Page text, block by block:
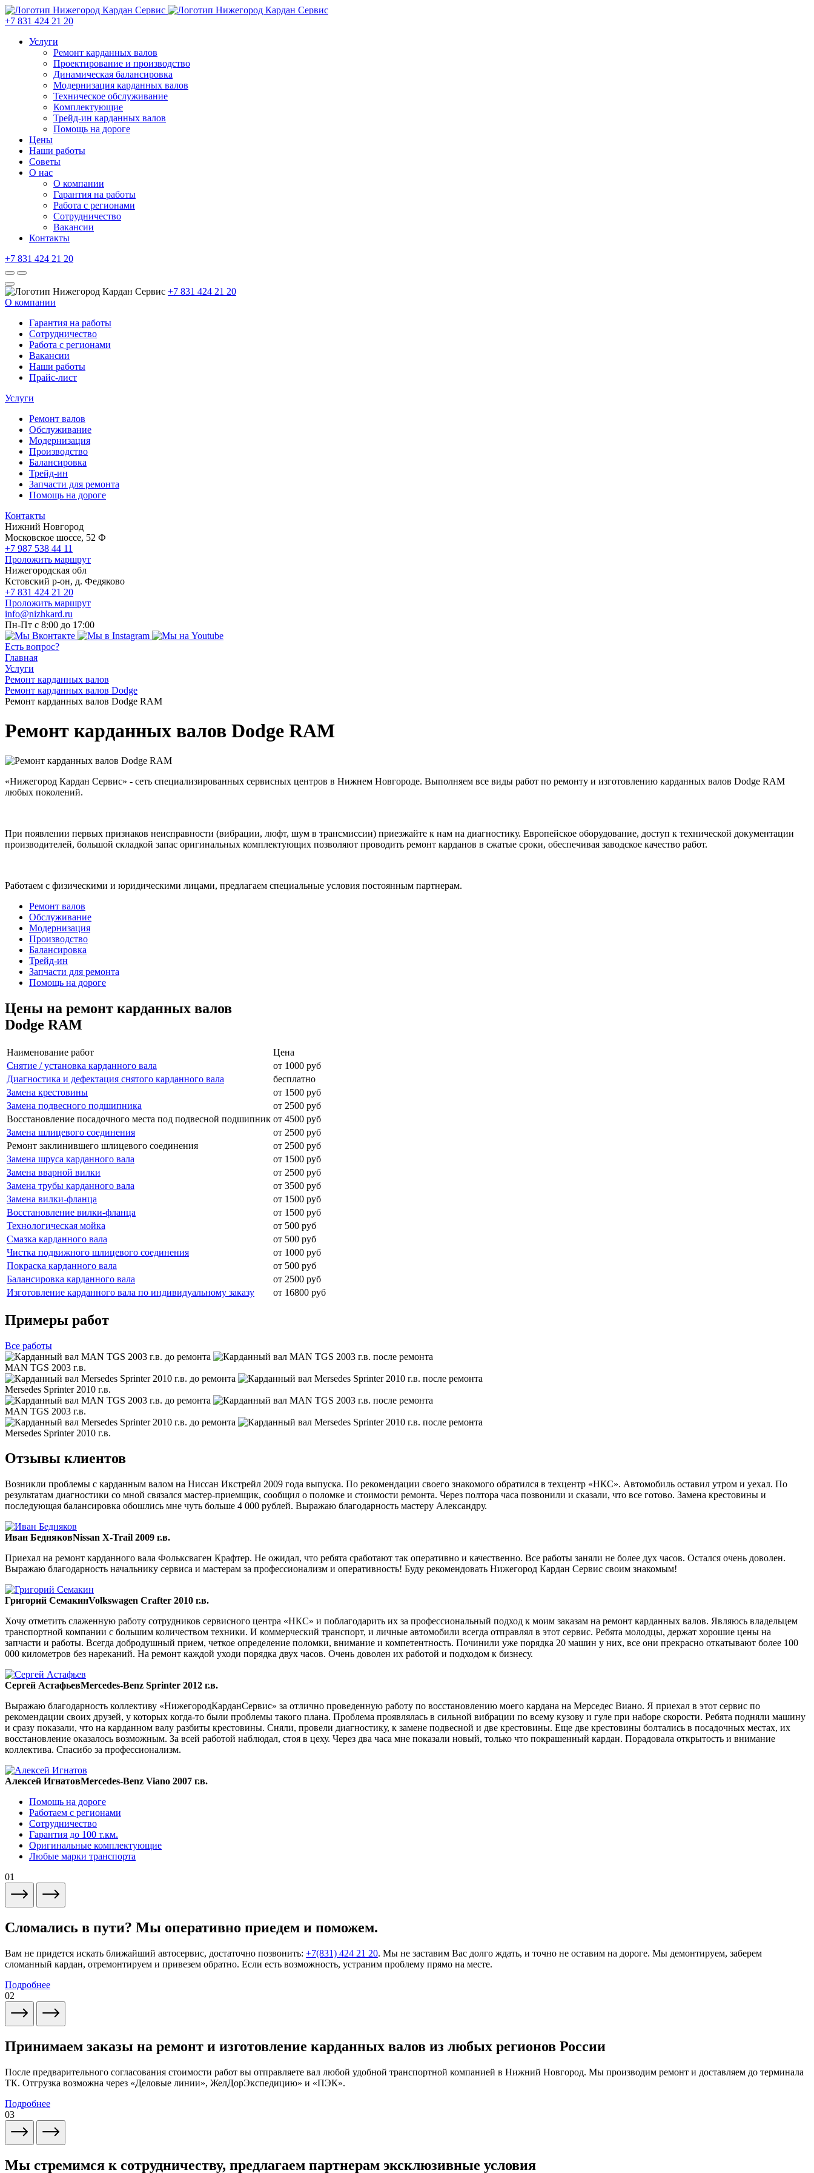
+7 831 424 21 20
Услуги
Ремонт карданных валов
Проектирование и производство
Динамическая балансировка
Модернизация карданных валов
Техническое обслуживание
Комплектующие
Трейд-ин карданных валов
Помощь на дороге
Цены
Наши работы
Советы
О нас
О компании
Гарантия на работы
Работа с регионами
Сотрудничество
Вакансии
Контакты
+7 831 424 21 20
+7 831 424 21 20
О компании
Гарантия на работы
Сотрудничество
Работа с регионами
Вакансии
Наши работы
Прайс-лист
Услуги
Ремонт валов
Обслуживание
Модернизация
Производство
Балансировка
Трейд-ин
Запчасти для ремонта
Помощь на дороге
Контакты
Нижний Новгород
Московское шоссе, 52 Ф
+7 987 538 44 11
Проложить маршрут
Нижегородская обл
Кстовский р-он, д. Федяково
+7 831 424 21 20
Проложить маршрут
info@nizhkard.ru
Пн-Пт с 8:00 до 17:00
Есть вопрос?
Главная
Услуги
Ремонт карданных валов
Ремонт карданных валов Dodge
Ремонт карданных валов Dodge RAM
Ремонт карданных валов Dodge RAM
«Нижегород Кардан Сервис» - сеть специализированных сервисных центров в Нижнем Новгороде. Выполняем все виды работ по ремонту и изготовлению карданных валов Dodge RAM
любых поколений.
При появлении первых признаков неисправности (вибрации, люфт, шум в трансмиссии) приезжайте к нам на диагностику. Европейское оборудование, доступ к технической документации
производителей, большой складкой запас оригинальных комплектующих позволяют проводить ремонт карданов в сжатые сроки, обеспечивая заводское качество работ.
Работаем с физическими и юридическими лицами, предлагаем специальные условия постоянным партнерам.
Ремонт валов
Обслуживание
Модернизация
Производство
Балансировка
Трейд-ин
Запчасти для ремонта
Помощь на дороге
Цены на ремонт карданных валов
Dodge RAM
Наименование работ
Цена
Снятие / установка карданного вала
от 1000 руб
Диагностика и дефектация снятого карданного вала
бесплатно
Замена крестовины
от 1500 руб
Замена подвесного подшипника
от 2500 руб
Восстановление посадочного места под подвесной подшипник от 4500 руб
Замена шлицевого соединения
от 2500 руб
Ремонт заклинившего шлицевого соединения
от 2500 руб
Замена шруса карданного вала
от 1500 руб
Замена вварной вилки
от 2500 руб
Замена трубы карданного вала
от 3500 руб
Замена вилки-фланца
от 1500 руб
Восстановление вилки-фланца
от 1500 руб
Технологическая мойка
от 500 руб
Смазка карданного вала
от 500 руб
Чистка подвижного шлицевого соединения
от 1000 руб
Покраска карданного вала
от 500 руб
Балансировка карданного вала
от 2500 руб
Изготовление карданного вала по индивидуальному заказу
от 16800 руб
Примеры работ
Все работы
MAN TGS 2003 г.в.
Mersedes Sprinter 2010 г.в.
MAN TGS 2003 г.в.
Mersedes Sprinter 2010 г.в.
Отзывы клиентов
Возникли проблемы с карданным валом на Ниссан Икстрейл 2009 года выпуска. По рекомендации своего знакомого обратился в техцентр «НКС». Автомобиль оставил утром и уехал. По
результатам диагностики со мной связался мастер-приемщик, сообщил о поломке и стоимости ремонта. Через полтора часа позвонили и сказали, что все готово. Замена крестовины и
последующая балансировка обошлись мне чуть больше 4 000 рублей. Выражаю благодарность мастеру Александру.
Иван БедняковNissan X-Trail 2009 г.в.
Приехал на ремонт карданного вала Фольксваген Крафтер. Не ожидал, что ребята сработают так оперативно и качественно. Все работы заняли не более дух часов. Остался очень доволен.
Выражаю благодарность начальнику сервиса и мастерам за профессионализм и оперативность! Буду рекомендовать Нижегород Кардан Сервис своим знакомым!
Григорий СемакинVolkswagen Crafter 2010 г.в.
Хочу отметить слаженную работу сотрудников сервисного центра «НКС» и поблагодарить их за профессиональный подход к моим заказам на ремонт карданных валов. Являюсь владельцем
транспортной компании с большим количеством техники. И коммерческий транспорт, и личные автомобили всегда отправлял в этот сервис. Ребята молодцы, держат хорошие цены на
запчасти и работы. Всегда добродушный прием, четкое определение поломки, внимание и компетентность. Починили уже порядка 20 машин у них, все они прекрасно откатывают более 100
000 километров без нареканий. На ремонт каждой уходи порядка двух часов. Очень доволен их работой и подходом к бизнесу.
Сергей АстафьевMercedes-Benz Sprinter 2012 г.в.
Выражаю благодарность коллективу «НижегородКарданСервис» за отлично проведенную работу по восстановлению моего кардана на Мерседес Виано. Я приехал в этот сервис по
рекомендации своих друзей, у которых когда-то были проблемы такого плана. Проблема проявлялась в сильной вибрации по всему кузову и гуле при наборе скорости. Ребята подняли машину
и сразу показали, что на карданном валу разбиты крестовины. Сняли, провели диагностику, к замене подвесной и две крестовины. Еще две крестовины болтались в посадочных местах, их
восстановление оказалось возможным. За всей работой наблюдал, стоя в цеху. Через два часа мне показали новый, только что покрашенный кардан. Порадовала открытость и внимание
коллектива. Спасибо за профессионализм.
Алексей ИгнатовMercedes-Benz Viano 2007 г.в.
Помощь на дороге
Работаем с регионами
Сотрудничество
Гарантия до 100 т.км.
Оригинальные комплектующие
Любые марки транспорта
01
Сломались в пути? Мы оперативно приедем и поможем.
Вам не придется искать ближайший автосервис, достаточно позвонить: +7(831) 424 21 20. Мы не заставим Вас долго ждать, и точно не оставим на дороге. Мы демонтируем, заберем
сломанный кардан, отремонтируем и привезем обратно. Если есть возможность, устраним проблему прямо на месте.
Подробнее
02
Принимаем заказы на ремонт и изготовление карданных валов из любых регионов России
После предварительного согласования стоимости работ вы отправляете вал любой удобной транспортной компанией в Нижний Новгород. Мы производим ремонт и доставляем до терминала
ТК. Отгрузка возможна через «Деловые линии», ЖелДорЭкспедицию» и «ПЭК».
Подробнее
03
Мы стремимся к сотрудничеству, предлагаем партнерам эксклюзивные условия